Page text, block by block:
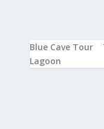
Blue Cave Tour
Lagoon